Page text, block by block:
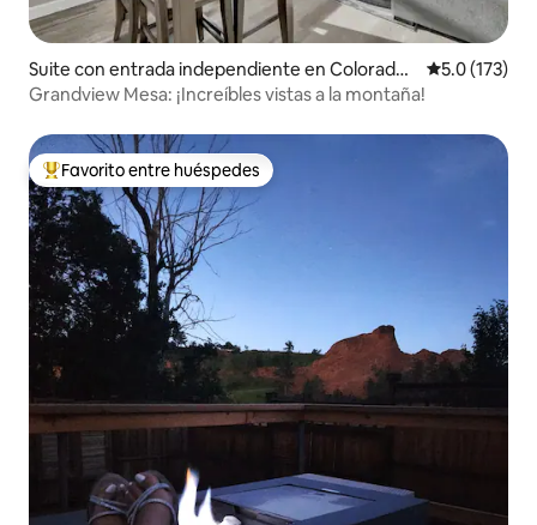
Suite con entrada independiente en Colorado
Springs
Calificación
5.0 (173)
Grandview Mesa: ¡Increíbles vistas a la montaña!
De los mejores en Favorito entre huéspedes
Favorito entre huéspedes